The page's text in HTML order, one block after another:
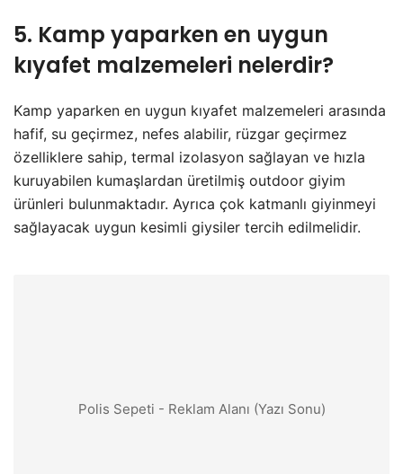
5. Kamp yaparken en uygun
kıyafet malzemeleri nelerdir?
Kamp yaparken en uygun kıyafet malzemeleri arasında
hafif, su geçirmez, nefes alabilir, rüzgar geçirmez
özelliklere sahip, termal izolasyon sağlayan ve hızla
kuruyabilen kumaşlardan üretilmiş outdoor giyim
ürünleri bulunmaktadır. Ayrıca çok katmanlı giyinmeyi
sağlayacak uygun kesimli giysiler tercih edilmelidir.
Polis Sepeti - Reklam Alanı (Yazı Sonu)